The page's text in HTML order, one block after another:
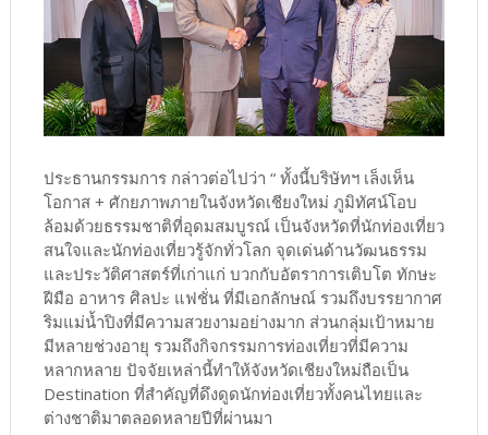
ประธานกรรมการ กล่าวต่อไปว่า “ ทั้งนี้บริษัทฯ เล็งเห็น
โอกาส + ศักยภาพภายในจังหวัดเชียงใหม่ ภูมิทัศน์โอบ
ล้อมด้วยธรรมชาติที่อุดมสมบูรณ์ เป็นจังหวัดที่นักท่องเที่ยว
สนใจและนักท่องเที่ยวรู้จักทั่วโลก จุดเด่นด้านวัฒนธรรม
และประวัติศาสตร์ที่เก่าแก่ บวกกับอัตราการเติบโต ทักษะ
ฝีมือ อาหาร ศิลปะ แฟชั่น ที่มีเอกลักษณ์ รวมถึงบรรยากาศ
ริมแม่น้ำปิงที่มีความสวยงามอย่างมาก ส่วนกลุ่มเป้าหมาย
มีหลายช่วงอายุ รวมถึงกิจกรรมการท่องเที่ยวที่มีความ
หลากหลาย ปัจจัยเหล่านี้ทำให้จังหวัดเชียงใหม่ถือเป็น
Destination ที่สำคัญที่ดึงดูดนักท่องเที่ยวทั้งคนไทยและ
ต่างชาติมาตลอดหลายปีที่ผ่านมา